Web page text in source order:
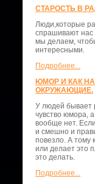
СТАРОСТЬ В
Люди,которые
спрашивают нас
мы делаем,
интересными.
Подробнее...
ЮМОР И КАК
ОКРУЖАЮЩИЕ.
У людей бывает
чувство юмора, а
вообще нет.
и смешно и
повезло. А тому
или делает это
это делать.
Подробнее...